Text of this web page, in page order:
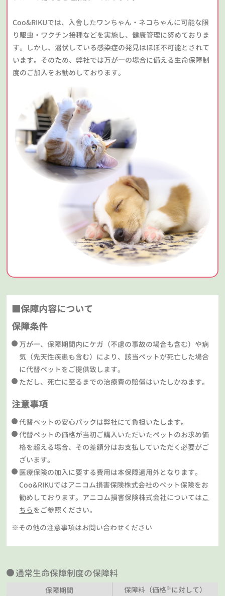
Coo&RIKUでは、入舎したワンちゃん・ネコちゃんに可能な限
り駆虫・ワクチン接種などを実施し、健康管理に努めておりま
す。しかし、潜伏している感染症の発見はほぼ不可能とされて
います。そのため、弊社では万が一の場合に備える生命保障制
度のご加入をお勧めしております。
■保障内容について
保障条件
万が一、保障期間内にケガ（不慮の事故の場合も含む）や病
気（先天性疾患も含む）により、該当ペットが死亡した場合
に代替ペットをご提供致します。
ただし、死亡に至るまでの治療費の賠償はいたしかねます。
注意事項
代替ペットの安心パックは弊社にて負担いたします。
代替ペットの価格が当初ご購入いただいたペットのお求め価
格を超える場合、その差額分はお支払していただく必要がご
ざいます。
医療保険の加入に要する費用は本保障適用外となります。
Coo&RIKUではアニコム損害保険株式会社のペット保険をお
勧めしております。アニコム損害保険株式会社についてはこ
ちらをご参照ください。
※その他の注意事項はお問い合わせください
通常生命保障制度の保障料
保障期間 保障料（価格※に対して）